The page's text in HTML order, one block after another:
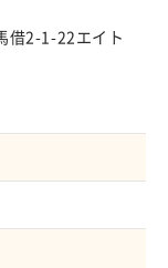
借2-1-22エイト